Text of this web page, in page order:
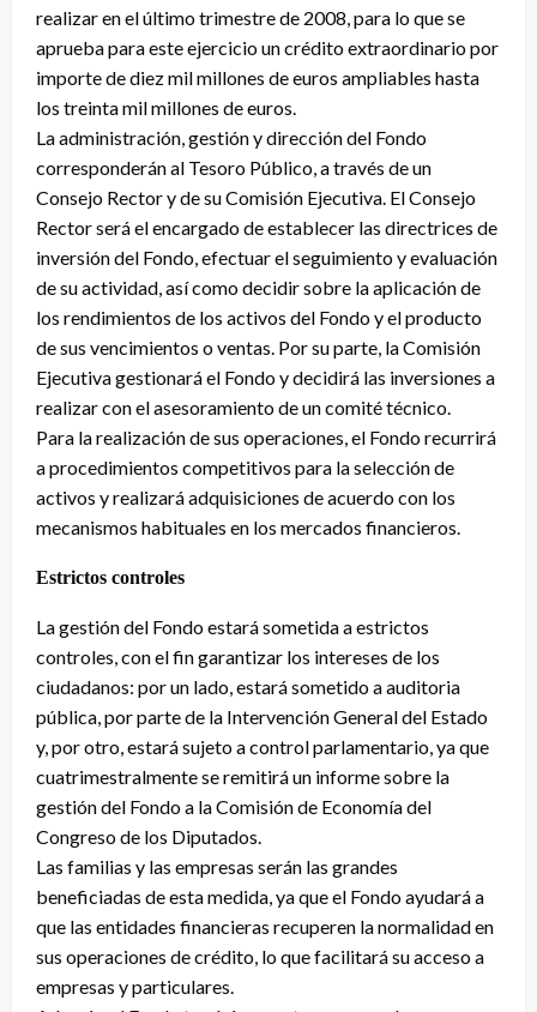
realizar en el último trimestre de 2008, para lo que se
aprueba para este ejercicio un crédito extraordinario por
importe de diez mil millones de euros ampliables hasta
los treinta mil millones de euros.
La administración, gestión y dirección del Fondo
corresponderán al Tesoro Público, a través de un
Consejo Rector y de su Comisión Ejecutiva. El Consejo
Rector será el encargado de establecer las directrices de
inversión del Fondo, efectuar el seguimiento y evaluación
de su actividad, así como decidir sobre la aplicación de
los rendimientos de los activos del Fondo y el producto
de sus vencimientos o ventas. Por su parte, la Comisión
Ejecutiva gestionará el Fondo y decidirá las inversiones a
realizar con el asesoramiento de un comité técnico.
Para la realización de sus operaciones, el Fondo recurrirá
a procedimientos competitivos para la selección de
activos y realizará adquisiciones de acuerdo con los
mecanismos habituales en los mercados financieros.
Estrictos controles
La gestión del Fondo estará sometida a estrictos
controles, con el fin garantizar los intereses de los
ciudadanos: por un lado, estará sometido a auditoria
pública, por parte de la Intervención General del Estado
y, por otro, estará sujeto a control parlamentario, ya que
cuatrimestralmente se remitirá un informe sobre la
gestión del Fondo a la Comisión de Economía del
Congreso de los Diputados.
Las familias y las empresas serán las grandes
beneficiadas de esta medida, ya que el Fondo ayudará a
que las entidades financieras recuperen la normalidad en
sus operaciones de crédito, lo que facilitará su acceso a
empresas y particulares.